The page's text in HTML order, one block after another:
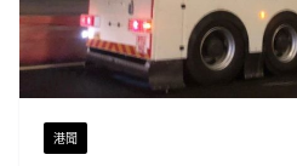
港聞